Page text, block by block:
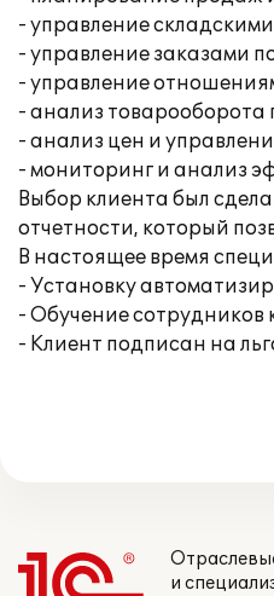
- управление
- управление заказами
- управление
- анализ товарооборота
- анализ цен и
- мониторинг и анализ
Выбор клиента был
отчетности, который
В настоящее время
- Установку
- Обучение сотрудников
- Клиент подписан на
и